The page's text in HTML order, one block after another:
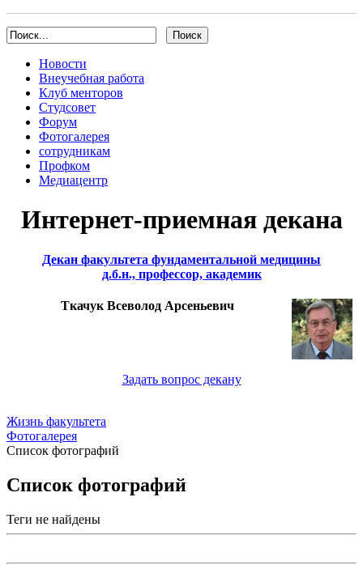
Новости
Внеучебная работа
Клуб менторов
Студсовет
Форум
Фотогалерея
сотрудникам
Профком
Медиацентр
Интернет-приемная декана
Декан факультета фундаментальной медицины
д.б.н., профессор, академик
Ткачук Всеволод Арсеньевич
Задать вопрос декану
Жизнь факультета
Фотогалерея
Список фотографий
Список фотографий
Теги не найдены